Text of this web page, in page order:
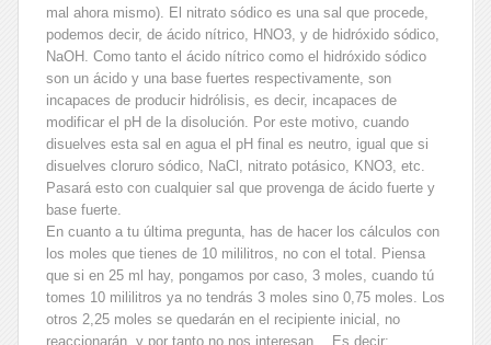
mal ahora mismo). El nitrato sódico es una sal que procede,
podemos decir, de ácido nítrico, HNO3, y de hidróxido sódico,
NaOH. Como tanto el ácido nítrico como el hidróxido sódico
son un ácido y una base fuertes respectivamente, son
incapaces de producir hidrólisis, es decir, incapaces de
modificar el pH de la disolución. Por este motivo, cuando
disuelves esta sal en agua el pH final es neutro, igual que si
disuelves cloruro sódico, NaCl, nitrato potásico, KNO3, etc.
Pasará esto con cualquier sal que provenga de ácido fuerte y
base fuerte.
En cuanto a tu última pregunta, has de hacer los cálculos con
los moles que tienes de 10 mililitros, no con el total. Piensa
que si en 25 ml hay, pongamos por caso, 3 moles, cuando tú
tomes 10 mililitros ya no tendrás 3 moles sino 0,75 moles. Los
otros 2,25 moles se quedarán en el recipiente inicial, no
reaccionarán, y por tanto no nos interesan… Es decir: